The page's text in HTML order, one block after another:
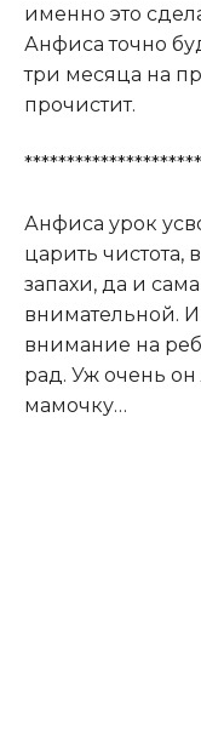
именно это
Анфиса точно
три месяца на
прочистит.
Анфиса урок
царить чистота,
запахи, да и
внимательной.
внимание на
рад. Уж очень
мамочку…